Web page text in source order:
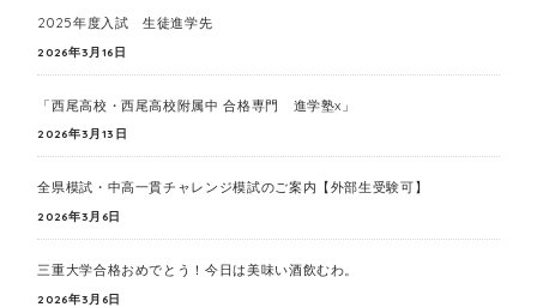
2025年度入試 生徒進学先
2026年3月16日
「西尾高校・西尾高校附属中 合格専門 進学塾x」
2026年3月13日
全県模試・中高一貫チャレンジ模試のご案内【外部生受験可】
2026年3月6日
三重大学合格おめでとう！今日は美味い酒飲むわ。
2026年3月6日